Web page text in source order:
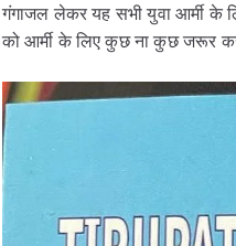
गंगाजल लेकर यह सभी युवा आर्मी के
को आर्मी के लिए कुछ ना कुछ जरूर